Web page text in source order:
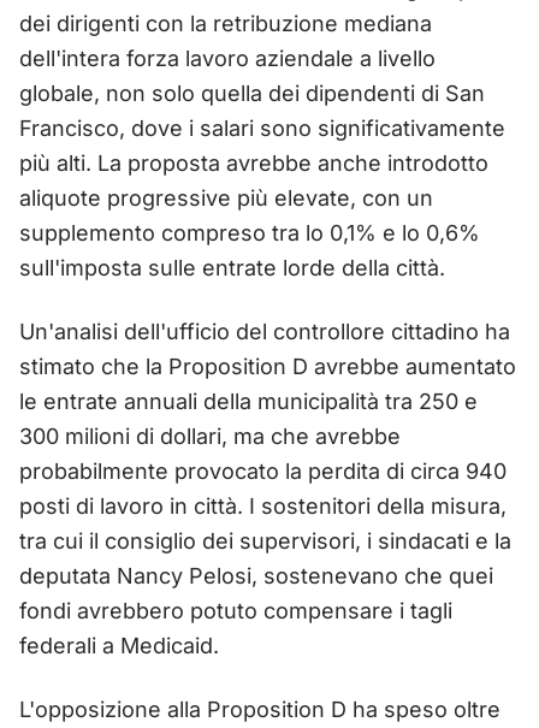
dei dirigenti con la retribuzione mediana
dell'intera forza lavoro aziendale a livello
globale, non solo quella dei dipendenti di San
Francisco, dove i salari sono significativamente
più alti. La proposta avrebbe anche introdotto
aliquote progressive più elevate, con un
supplemento compreso tra lo 0,1% e lo 0,6%
sull'imposta sulle entrate lorde della città.
Un'analisi dell'ufficio del controllore cittadino ha
stimato che la Proposition D avrebbe aumentato
le entrate annuali della municipalità tra 250 e
300 milioni di dollari, ma che avrebbe
probabilmente provocato la perdita di circa 940
posti di lavoro in città. I sostenitori della misura,
tra cui il consiglio dei supervisori, i sindacati e la
deputata Nancy Pelosi, sostenevano che quei
fondi avrebbero potuto compensare i tagli
federali a Medicaid.
L'opposizione alla Proposition D ha speso oltre